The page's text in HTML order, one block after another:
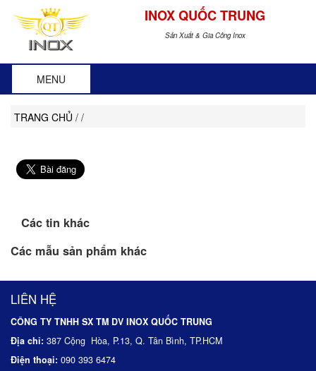
INOX QUỐC TRUNG
Sản Xuất & Gia Công Inox
MENU
TRANG CHỦ / /
Các tin khác
Các mẫu sản phẩm khác
LIÊN HỆ
CÔNG TY TNHH SX TM DV INOX QUỐC TRUNG
Địa chỉ: 387 Cộng Hòa, P.13, Q. Tân Bình, TP.HCM
Điện thoại: 090 393 6474